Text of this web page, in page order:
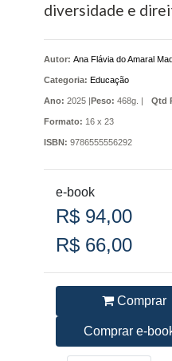
diversidade e
Autor: Ana Flávia do Amaral
Categoria: Educação
Ano: 2025 | Peso: 468g. | Qtd
Formato: 16 x 23
ISBN: 9786555556292
e-book
R$ 94,00
R$ 66,00
Comprar